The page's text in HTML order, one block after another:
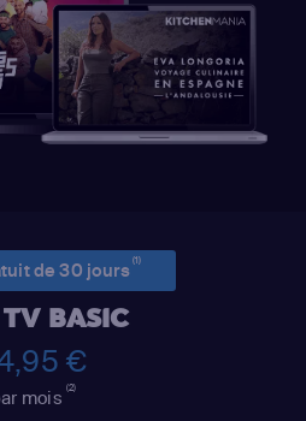
de 30 jours(1)
BASIC
€
mois(2)